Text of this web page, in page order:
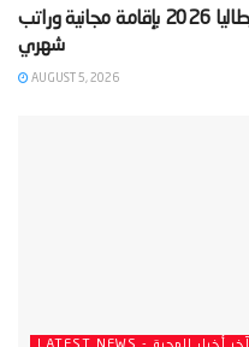
‫برنامج تطوع ممول بالكامل في إيطاليا 2026 بإقامة مجانية وراتب
شهري‬
AUGUST 5, 2026